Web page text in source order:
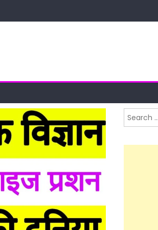
Search
for: